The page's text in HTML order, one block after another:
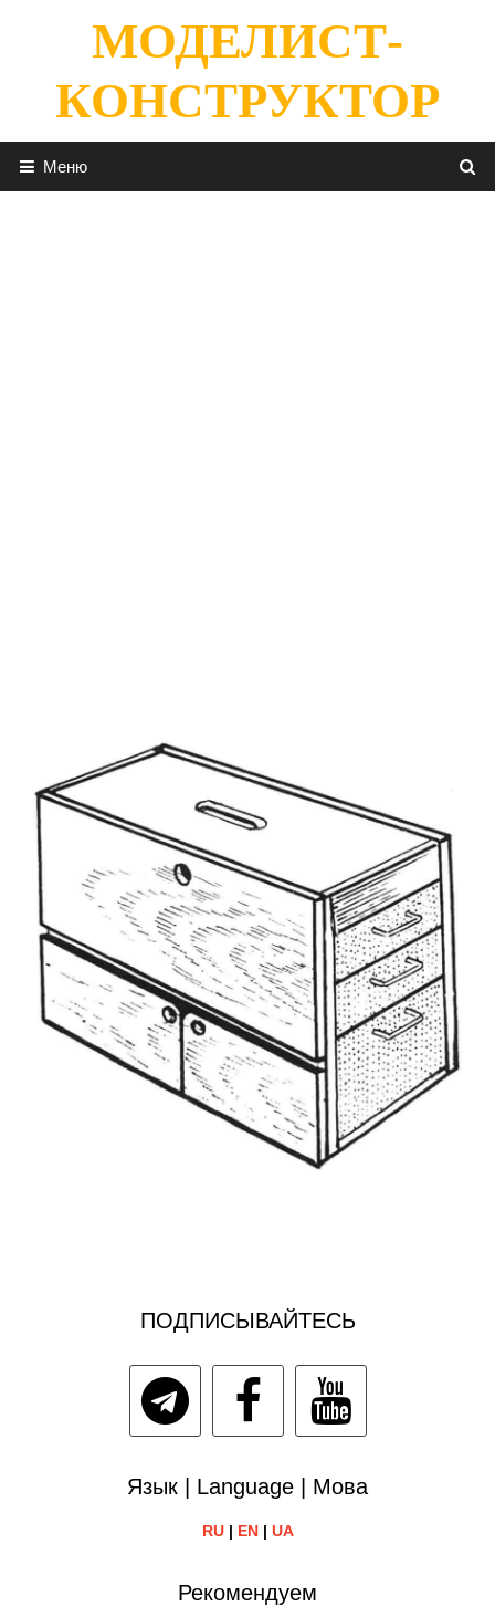
содержимомуМОДЕЛИСТ-
КОНСТРУКТОР
Меню
ПОДПИСЫВАЙТЕСЬ
Язык | Language | Мова
RU| EN| UA
Рекомендуем